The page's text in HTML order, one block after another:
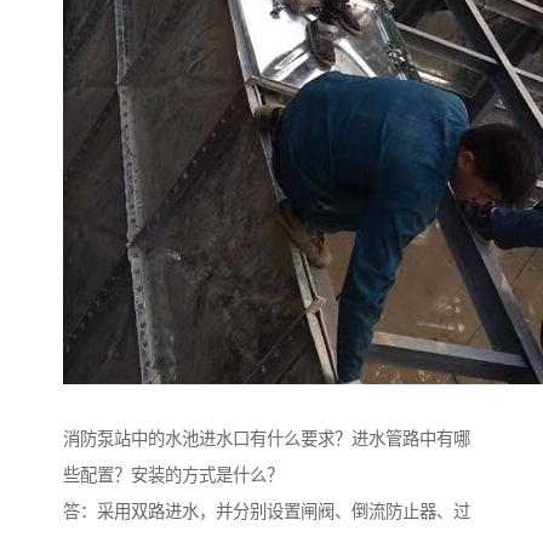
消防泵站中的水池进水口有什么要求？进水管路中有哪
些配置？安装的方式是什么？
答：采用双路进水，并分别设置闸阀、倒流防止器、过